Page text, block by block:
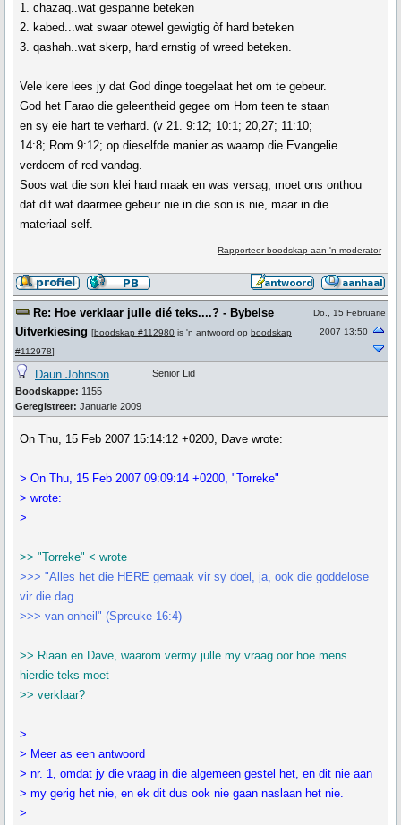
1. chazaq..wat gespanne beteken
2. kabed...wat swaar otewel gewigtig òf hard beteken
3. qashah..wat skerp, hard ernstig of wreed beteken.
Vele kere lees jy dat God dinge toegelaat het om te gebeur.
God het Farao die geleentheid gegee om Hom teen te staan
en sy eie hart te verhard. (v 21. 9:12; 10:1; 20,27; 11:10;
14:8; Rom 9:12; op dieselfde manier as waarop die Evangelie
verdoem of red vandag.
Soos wat die son klei hard maak en was versag, moet ons onthou
dat dit wat daarmee gebeur nie in die son is nie, maar in die
materiaal self.
Rapporteer boodskap aan 'n moderator
Re: Hoe verklaar julle dié teks....? - Bybelse
Uitverkiesing [boodskap #112980 is 'n antwoord op boodskap
#112978]
Do., 15 Februarie
2007 13:50
Daun Johnson
Boodskappe: 1155
Geregistreer: Januarie 2009
Senior Lid
On Thu, 15 Feb 2007 15:14:12 +0200, Dave wrote:
> On Thu, 15 Feb 2007 09:09:14 +0200, "Torreke"
> wrote:
>
>> "Torreke" < wrote
>>> "Alles het die HERE gemaak vir sy doel, ja, ook die goddelose
vir die dag
>>> van onheil" (Spreuke 16:4)
>> Riaan en Dave, waarom vermy julle my vraag oor hoe mens
hierdie teks moet
>> verklaar?
>
> Meer as een antwoord
> nr. 1, omdat jy die vraag in die algemeen gestel het, en dit nie aan
> my gerig het nie, en ek dit dus ook nie gaan naslaan het nie.
>